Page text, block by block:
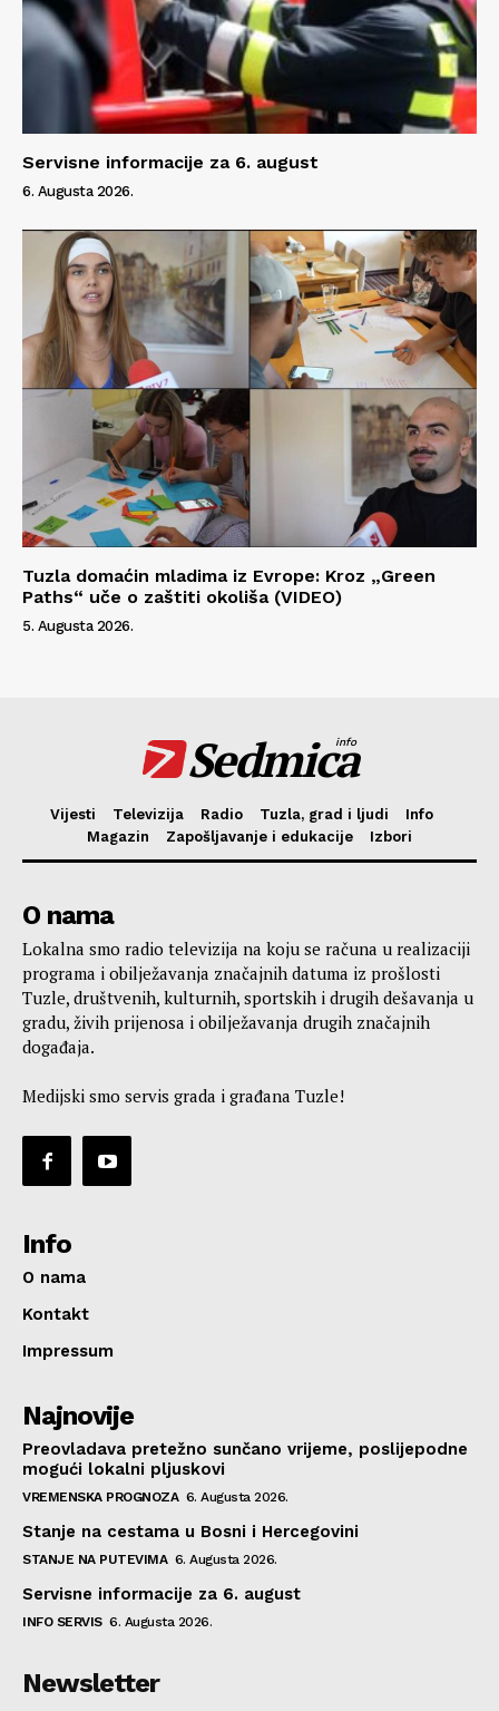
Servisne informacije za 6. august
6. Augusta 2026.
Tuzla domaćin mladima iz Evrope: Kroz „Green
Paths“ uče o zaštiti okoliša (VIDEO)
5. Augusta 2026.
Sedmica
info
Vijesti Televizija Radio Tuzla, grad i ljudi
Info
Magazin
Zapošljavanje i edukacije Izbori
O nama
Lokalna smo radio televizija na koju se računa u realizaciji
programa i obilježavanja značajnih datuma iz prošlosti
Tuzle, društvenih, kulturnih, sportskih i drugih dešavanja u
gradu, živih prijenosa i obilježavanja drugih značajnih
događaja.
Medijski smo servis grada i građana Tuzle!
Info
O nama
Kontakt
Impressum
Najnovije
Preovladava pretežno sunčano vrijeme, poslijepodne
mogući lokalni pljuskovi
VREMENSKA PROGNOZA 6. Augusta 2026.
Stanje na cestama u Bosni i Hercegovini
STANJE NA PUTEVIMA 6. Augusta 2026.
Servisne informacije za 6. august
INFO SERVIS 6. Augusta 2026.
Newsletter